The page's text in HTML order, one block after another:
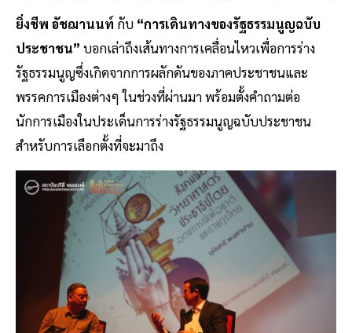
ยิ่งชีพ อัชฌานนท์ กับ “การเดินทางของรัฐธรรมนูญฉบับ
ประชาชน” บอกเล่าถึงเส้นทางการเคลื่อนไหวเพื่อการร่าง
รัฐธรรมนูญซึ่งเกิดจากการผลักดันของภาคประชาชนและ
พรรคการเมืองต่างๆ ในช่วงที่ผ่านมา พร้อมตั้งคำถามต่อ
นักการเมืองในประเด็นการร่างรัฐธรรมนูญฉบับประชาชน
สำหรับการเลือกตั้งที่จะมาถึง